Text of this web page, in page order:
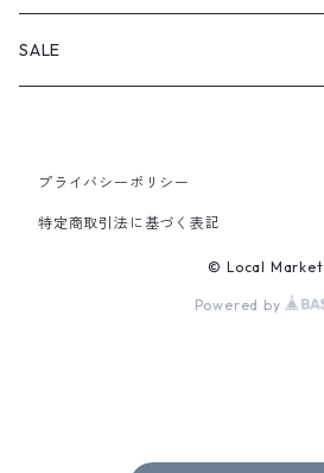
PANTS
SALE
PANTS
プライバシーポリシー
特定商取引法に基づく表記
© Local Market
Powered by